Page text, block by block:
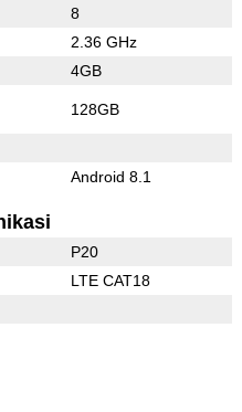
8
2.36 GHz
4GB
128GB
Android 8.1
P20
LTE CAT18